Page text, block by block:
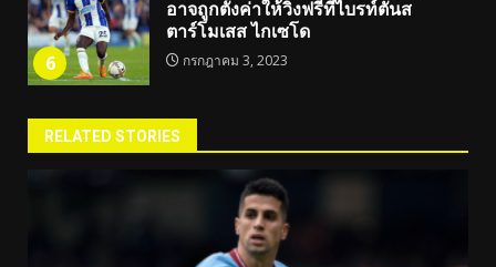
6
อาจถูกตั้งค่าให้วิ่งฟรีที่ไบรท์ตันส
ตาร์โมเสส ไกเซโด
กรกฎาคม 3, 2023
RELATED STORIES